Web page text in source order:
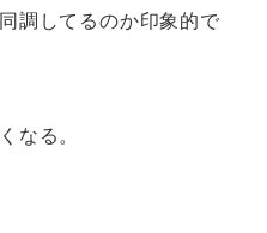
調してるのか印象的で
なる。